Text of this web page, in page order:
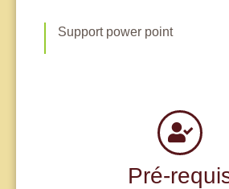
Support power point
Pré-